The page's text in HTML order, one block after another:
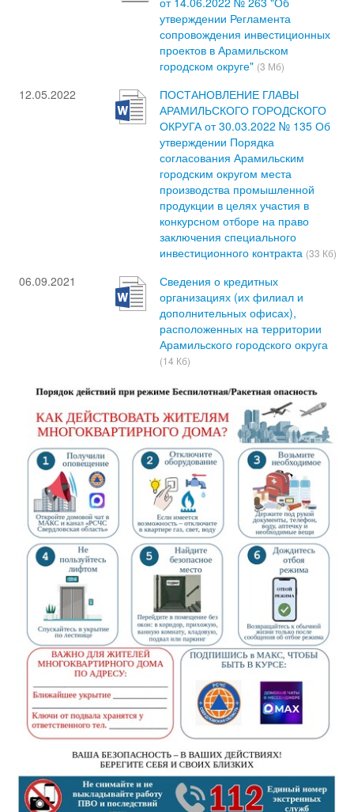
утверждении Регламента
сопровождения инвестиционных
проектов в Арамильском
городском округе" (3 Мб)
12.05.2022
ПОСТАНОВЛЕНИЕ ГЛАВЫ
АРАМИЛЬСКОГО ГОРОДСКОГО
ОКРУГА от 30.03.2022 № 135 Об
утверждении Порядка
согласования Арамильским
городским округом места
производства промышленной
продукции в целях участия в
конкурсном отборе на право
заключения специального
инвестиционного контракта (33 Кб)
06.09.2021
Сведения о кредитных
организациях (их филиал и
дополнительных офисах),
расположенных на территории
Арамильского городского округа
(14 Кб)